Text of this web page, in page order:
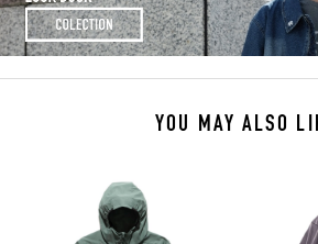
YOU MAY ALSO